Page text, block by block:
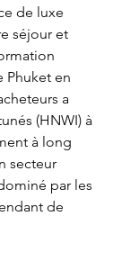
de luxe
séjour et
Phuket en
a
(HNWI) à
à long
secteur
par les
de